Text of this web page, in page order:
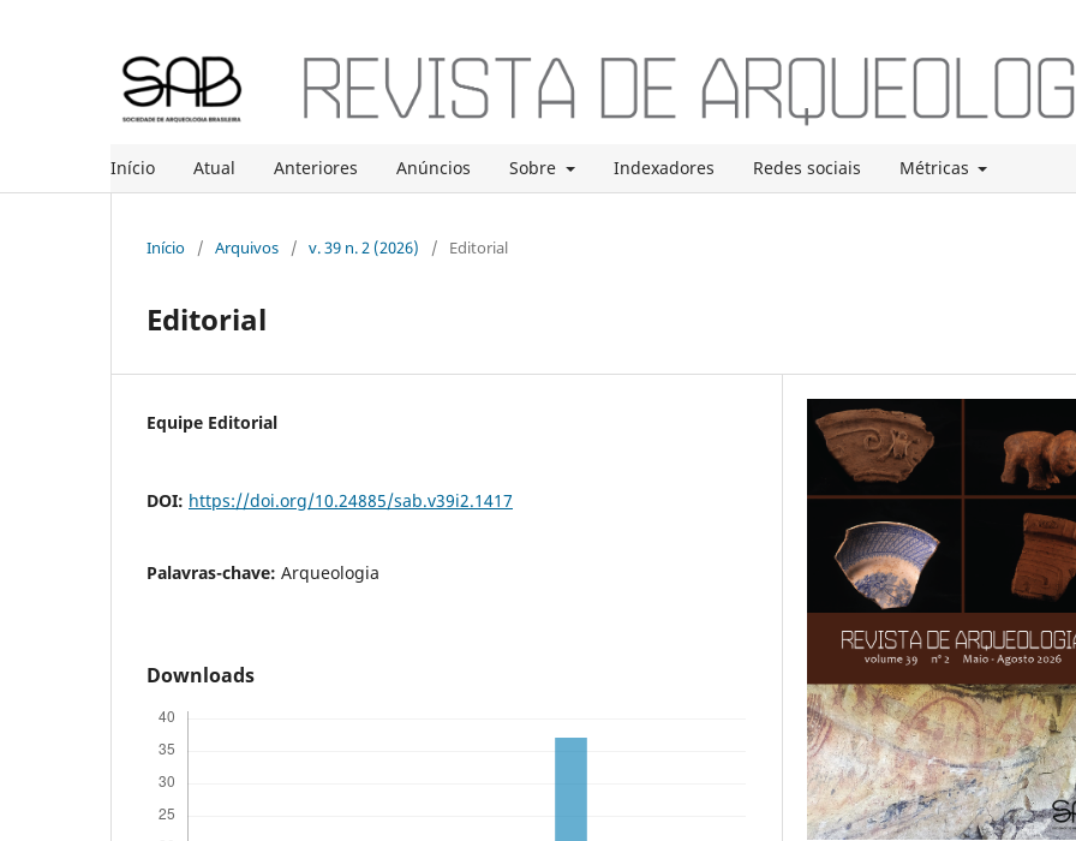
Início Atual Anteriores Anúncios Sobre Indexadores Redes sociais Métricas
Início / Arquivos / v. 39 n. 2 (2026) / Editorial
Editorial
Equipe Editorial
DOI: https://doi.org/10.24885/sab.v39i2.1417
Palavras-chave: Arqueologia
Downloads